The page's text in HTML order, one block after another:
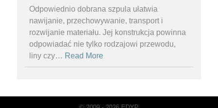
Odpowiednio dobrana szpula ułatwia
nawijanie, przechowywanie, transport i
rozwijanie materiału. Jej konstrukcja powinna
odpowiadać nie tylko rodzajowi przewodu,
liny czy… Read More